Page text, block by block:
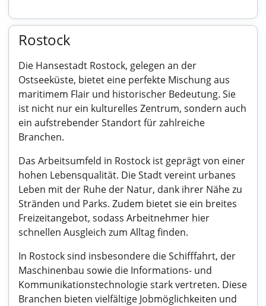
Rostock
Die Hansestadt Rostock, gelegen an der
Ostseeküste, bietet eine perfekte Mischung aus
maritimem Flair und historischer Bedeutung. Sie
ist nicht nur ein kulturelles Zentrum, sondern auch
ein aufstrebender Standort für zahlreiche
Branchen.
Das Arbeitsumfeld in Rostock ist geprägt von einer
hohen Lebensqualität. Die Stadt vereint urbanes
Leben mit der Ruhe der Natur, dank ihrer Nähe zu
Stränden und Parks. Zudem bietet sie ein breites
Freizeitangebot, sodass Arbeitnehmer hier
schnellen Ausgleich zum Alltag finden.
In Rostock sind insbesondere die Schifffahrt, der
Maschinenbau sowie die Informations- und
Kommunikationstechnologie stark vertreten. Diese
Branchen bieten vielfältige Jobmöglichkeiten und